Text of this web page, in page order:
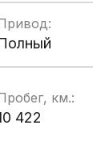
км.:
422